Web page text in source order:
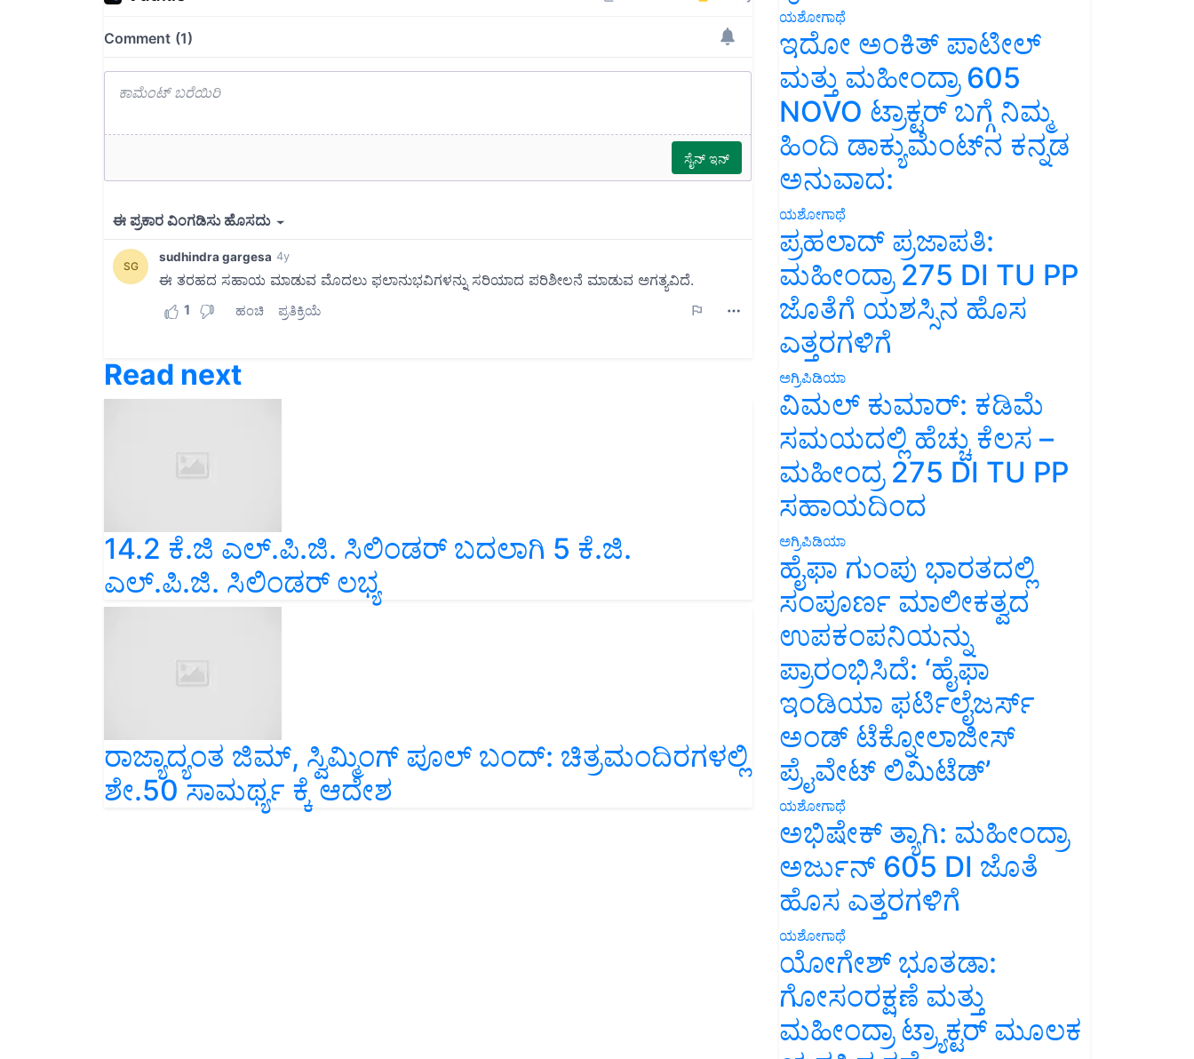
14.2 ಕೆ.ಜಿ ಎಲ್.ಪಿ.ಜಿ. ಸಿಲಿಂಡರ್ ಬದಲಾಗಿ 5 ಕೆ.ಜಿ.
ಎಲ್.ಪಿ.ಜಿ. ಸಿಲಿಂಡರ್‍ ಲಭ್ಯ
ರಾಜ್ಯಾದ್ಯಂತ ಜಿಮ್, ಸ್ವಿಮ್ಮಿಂಗ್ ಪೂಲ್ ಬಂದ್: ಚಿತ್ರಮಂದಿರಗಳಲ್ಲಿ
ಶೇ.50 ಸಾಮರ್ಥ್ಯ ಕ್ಕೆ ಆದೇಶ
ಯಶೋಗಾಥೆ
ಇದೋ ಅಂಕಿತ್ ಪಾಟೀಲ್
ಮತ್ತು ಮಹೀಂದ್ರಾ 605
NOVO ಟ್ರಾಕ್ಟರ್ ಬಗ್ಗೆ ನಿಮ್ಮ
ಹಿಂದಿ ಡಾಕ್ಯುಮೆಂಟ್‌ನ ಕನ್ನಡ
ಅನುವಾದ:
ಯಶೋಗಾಥೆ
ಪ್ರಹಲಾದ್ ಪ್ರಜಾಪತಿ:
ಮಹೀಂದ್ರಾ 275 DI TU PP
ಜೊತೆಗೆ ಯಶಸ್ಸಿನ ಹೊಸ
ಎತ್ತರಗಳಿಗೆ
ಅಗ್ರಿಪಿಡಿಯಾ
ವಿಮಲ್ ಕುಮಾರ್: ಕಡಿಮೆ
ಸಮಯದಲ್ಲಿ ಹೆಚ್ಚು ಕೆಲಸ –
ಮಹೀಂದ್ರ 275 DI TU PP
ಸಹಾಯದಿಂದ
ಅಗ್ರಿಪಿಡಿಯಾ
ಹೈಫಾ ಗುಂಪು ಭಾರತದಲ್ಲಿ
ಸಂಪೂರ್ಣ ಮಾಲೀಕತ್ವದ
ಉಪಕಂಪನಿಯನ್ನು
ಪ್ರಾರಂಭಿಸಿದೆ: ‘ಹೈಫಾ
ಇಂಡಿಯಾ ಫರ್ಟಿಲೈಜರ್ಸ್
ಅಂಡ್ ಟೆಕ್ನೋಲಾಜೀಸ್
ಪ್ರೈವೇಟ್ ಲಿಮಿಟೆಡ್’
ಯಶೋಗಾಥೆ
ಅಭಿಷೇಕ್ ತ್ಯಾಗಿ: ಮಹೀಂದ್ರಾ
ಅರ್ಜುನ್ 605 DI ಜೊತೆ
ಹೊಸ ಎತ್ತರಗಳಿಗೆ
ಯಶೋಗಾಥೆ
ಯೋಗೇಶ್ ಭೂತಡಾ:
ಗೋಸಂರಕ್ಷಣೆ ಮತ್ತು
ಮಹೀಂದ್ರಾ ಟ್ರ್ಯಾಕ್ಟರ್ ಮೂಲಕ